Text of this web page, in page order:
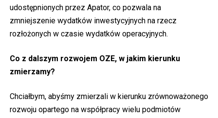
udostępnionych przez Apator, co pozwala na
zmniejszenie wydatków inwestycyjnych na rzecz
rozłożonych w czasie wydatków operacyjnych.
Co z dalszym rozwojem OZE, w jakim kierunku
zmierzamy?
Chciałbym, abyśmy zmierzali w kierunku zrównoważonego
rozwoju opartego na współpracy wielu podmiotów